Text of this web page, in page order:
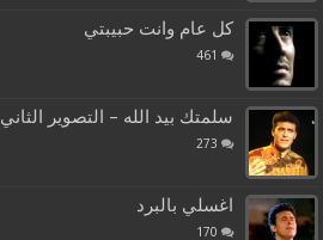
كل عام وانت حبيبتي
461
سلمتك بيد الله – التصوير الثاني
273
اغسلي بالبرد
170